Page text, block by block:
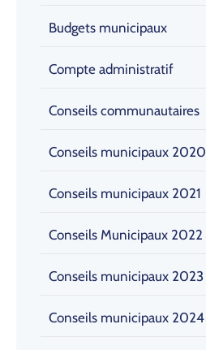
Budgets municipaux
Compte administratif
Conseils communautaires
Conseils municipaux 2020
Conseils municipaux 2021
Conseils Municipaux 2022
Conseils municipaux 2023
Conseils municipaux 2024